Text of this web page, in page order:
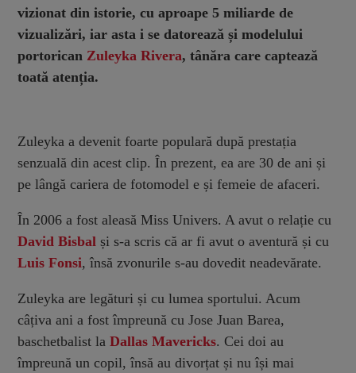
vizionat din istorie, cu aproape 5 miliarde de
vizualizări, iar asta i se datorează și modelului
portorican Zuleyka Rivera, tânăra care captează
toată atenția.
Zuleyka a devenit foarte populară după prestația
senzuală din acest clip. În prezent, ea are 30 de ani și
pe lângă cariera de fotomodel e și femeie de afaceri.
În 2006 a fost aleasă Miss Univers. A avut o relație cu
David Bisbal și s-a scris că ar fi avut o aventură și cu
Luis Fonsi, însă zvonurile s-au dovedit neadevărate.
Zuleyka are legături și cu lumea sportului. Acum
câțiva ani a fost împreună cu Jose Juan Barea,
baschetbalist laDallas Mavericks. Cei doi au
împreună un copil, însă au divorțat și nu își mai